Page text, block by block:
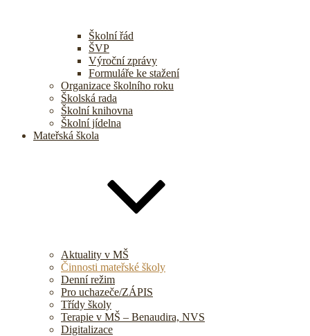
Školní řád
ŠVP
Výroční zprávy
Formuláře ke stažení
Organizace školního roku
Školská rada
Školní knihovna
Školní jídelna
Mateřská škola
Aktuality v MŠ
Činnosti mateřské školy
Denní režim
Pro uchazeče/ZÁPIS
Třídy školy
Terapie v MŠ – Benaudira, NVS
Digitalizace